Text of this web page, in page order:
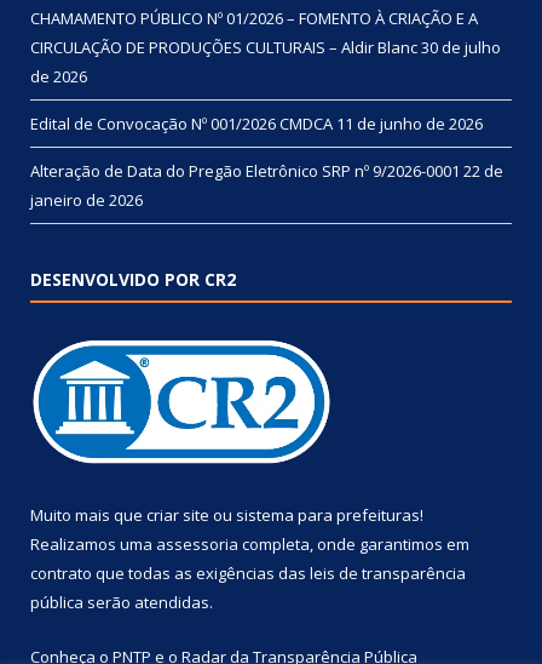
CHAMAMENTO PÚBLICO Nº 01/2026 – FOMENTO À CRIAÇÃO E A
CIRCULAÇÃO DE PRODUÇÕES CULTURAIS – Aldir Blanc30 de julho
de 2026
Edital de Convocação Nº 001/2026 CMDCA 11 de junho de 2026
Alteração de Data do Pregão Eletrônico SRP nº 9/2026-0001 22 de
janeiro de 2026
DESENVOLVIDO POR CR2
Muito mais que criar site ou sistema para prefeituras!
Realizamos uma assessoria completa, onde garantimos em
contrato que todas as exigências das leis de transparência
pública serão atendidas.
Conheça o PNTP e o Radar da Transparência Pública